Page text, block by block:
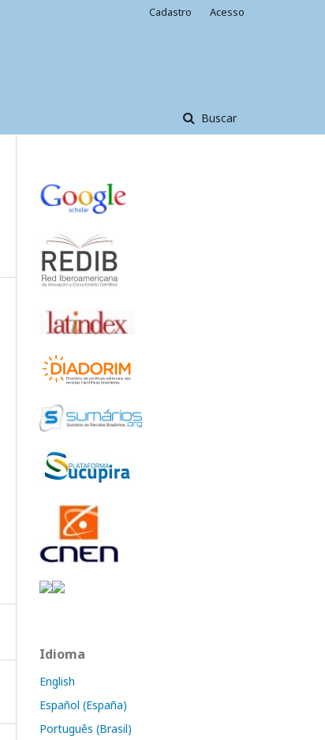
Buscar
Cadastro Acesso
Idioma
English
Español (España)
Português (Brasil)